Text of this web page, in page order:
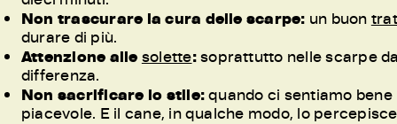
Non trascurare la cura delle scarpe: un buon
durare di più.
Attenzione alle solette:soprattutto nelle scarpe
differenza.
Non sacrificare lo stile:quando ci sentiamo
piacevole. E il cane, in qualche modo, lo